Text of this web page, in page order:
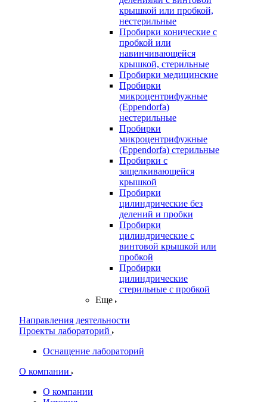
крышкой или пробкой,
нестерильные
Пробирки конические с
пробкой или
навинчивающейся
крышкой, стерильные
Пробирки медицинские
Пробирки
микроцентрифужные
(Eppendorfа)
нестерильные
Пробирки
микроцентрифужные
(Eppendorfа) стерильные
Пробирки с
защелкивающейся
крышкой
Пробирки
цилиндрические без
делений и пробки
Пробирки
цилиндрические с
винтовой крышкой или
пробкой
Пробирки
цилиндрические
стерильные с пробкой
Еще
Направления деятельности
Проекты лабораторий
Оснащение лабораторий
О компании
О компании